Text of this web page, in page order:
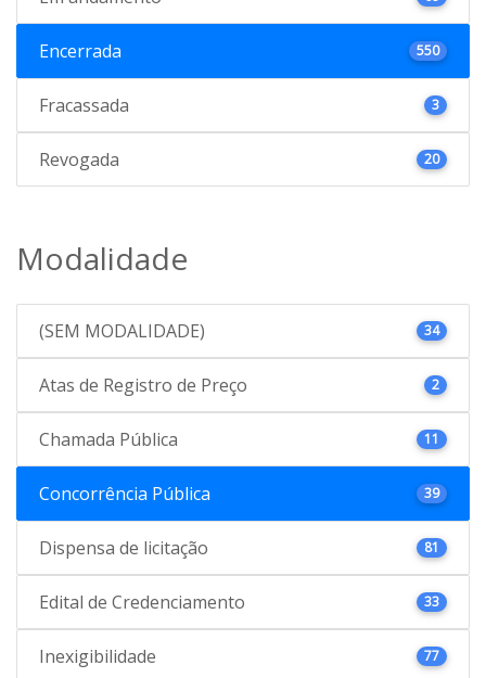
Encerrada 550
Fracassada 3
Revogada 20
Modalidade
(SEM MODALIDADE) 34
Atas de Registro de Preço 2
Chamada Pública 11
Concorrência Pública 39
Dispensa de licitação 81
Edital de Credenciamento 33
Inexigibilidade 77